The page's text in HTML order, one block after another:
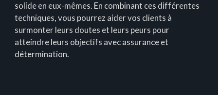
solide en eux-mêmes. En combinant ces différentes
techniques, vous pourrez aider vos clients à
surmonter leurs doutes et leurs peurs pour
atteindre leurs objectifs avec assurance et
détermination.